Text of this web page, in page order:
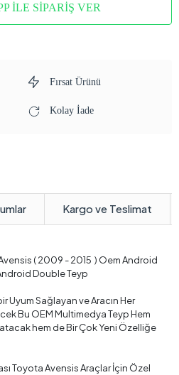
İLE SİPARİŞ VER
Fırsat Ürünü
Kolay İade
Kargo ve Teslimat
( 2009 - 2015 ) Oem Android
Double Teyp
Uyum Sağlayan ve Aracın Her
Bu OEM Multimedya Teyp Hem
hem de Bir Çok Yeni Özelliğe
Toyota Avensis Araçlar İçin Özel